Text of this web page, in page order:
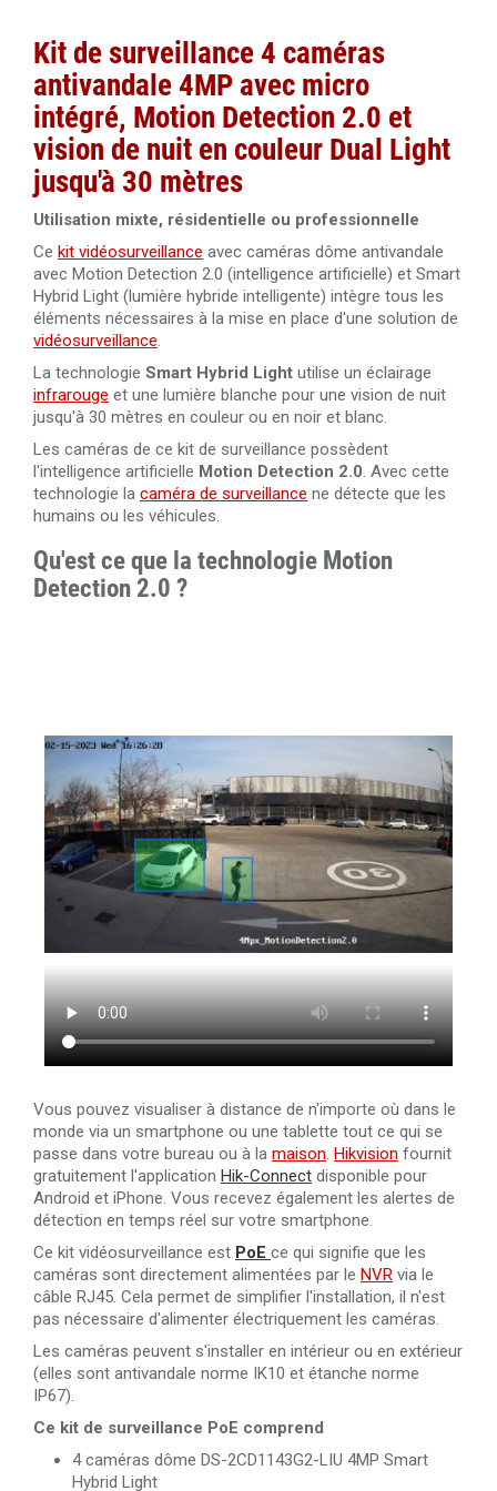
Disque dur 6 To spécial vidéosurveillance Western
Digital Purple
Disque dur 8 To spécial vidéosurveillance Western
Digital Purple
Disque dur 10 To spécial vidéosurveillance Western
Digital Purple
Câble RJ45 Cat.5 UTP 305 mètres Dahua PFM920I-5EUN
Câble RJ45 Cat.6 UTP 305 mètres LSZH Dahua PFM923I-
6UN-C
Câble HDMI 2.0 High Speed 4K 10 mètres
Câble HDMI 2.0 amplifié 20 mètres Ultra HD 4K
Câble HDMI 2.0 amplifié 30 mètres Ultra HD 4K
Câble HDMI 1.4 amplifié 40 mètres Ultra HD 4K
Câble HDMI 2.0 de 50 mètres en fibre optique 4K Ultra
HD 3840x2160@60Hz
Câble HDMI 2.0 de 100 mètres en fibre optique 4K Ultra
HD 3840x2160@60Hz
Kit de surveillance 4 caméras
antivandale 4MP avec micro
intégré, Motion Detection 2.0 et
vision de nuit en couleur Dual Light
jusqu'à 30 mètres
Utilisation mixte, résidentielle ou professionnelle
Ce kit vidéosurveillance avec caméras dôme antivandale
avec Motion Detection 2.0 (intelligence artificielle) et Smart
Hybrid Light (lumière hybride intelligente) intègre tous les
éléments nécessaires à la mise en place d'une solution de
vidéosurveillance.
La technologie Smart Hybrid Light utilise un éclairage
infrarouge et une lumière blanche pour une vision de nuit
jusqu'à 30 mètres en couleur ou en noir et blanc.
Les caméras de ce kit de surveillance possèdent
l'intelligence artificielle Motion Detection 2.0. Avec cette
technologie la caméra de surveillance ne détecte que les
humains ou les véhicules.
Qu'est ce que la technologie Motion
Detection 2.0 ?
Vous pouvez visualiser à distance de n'importe où dans le
monde via un smartphone ou une tablette tout ce qui se
passe dans votre bureau ou à la maison. Hikvision fournit
gratuitement l'application Hik-Connect disponible pour
Android et iPhone. Vous recevez également les alertes de
détection en temps réel sur votre smartphone.
Ce kit vidéosurveillance est PoE ce qui signifie que les
caméras sont directement alimentées par le NVR via le
câble RJ45. Cela permet de simplifier l'installation, il n'est
pas nécessaire d'alimenter électriquement les caméras.
Les caméras peuvent s'installer en intérieur ou en extérieur
(elles sont antivandale norme IK10 et étanche norme
IP67).
Ce kit de surveillance PoE comprend
4 caméras dôme DS-2CD1143G2-LIU 4MP Smart
Hybrid Light